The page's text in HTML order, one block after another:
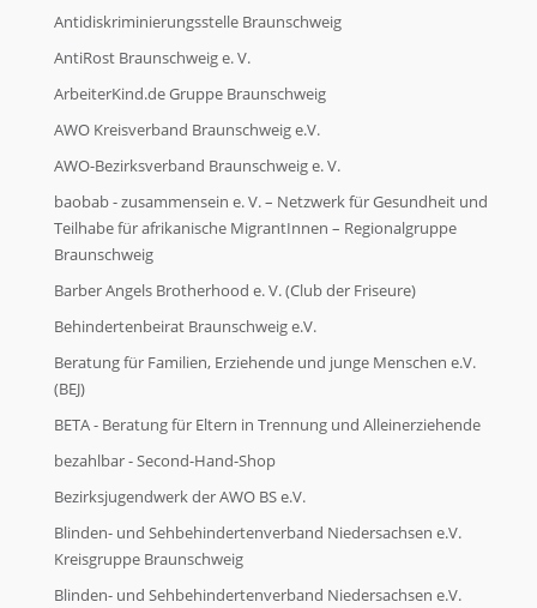
Antidiskriminierungsstelle Braunschweig
AntiRost Braunschweig e. V.
ArbeiterKind.de Gruppe Braunschweig
AWO Kreisverband Braunschweig e.V.
AWO-Bezirksverband Braunschweig e. V.
baobab - zusammensein e. V. – Netzwerk für Gesundheit und
Teilhabe für afrikanische MigrantInnen – Regionalgruppe
Braunschweig
Barber Angels Brotherhood e. V. (Club der Friseure)
Behindertenbeirat Braunschweig e.V.
Beratung für Familien, Erziehende und junge Menschen e.V.
(BEJ)
BETA - Beratung für Eltern in Trennung und Alleinerziehende
bezahlbar - Second-Hand-Shop
Bezirksjugendwerk der AWO BS e.V.
Blinden- und Sehbehindertenverband Niedersachsen e.V.
Kreisgruppe Braunschweig
Blinden- und Sehbehindertenverband Niedersachsen e.V.